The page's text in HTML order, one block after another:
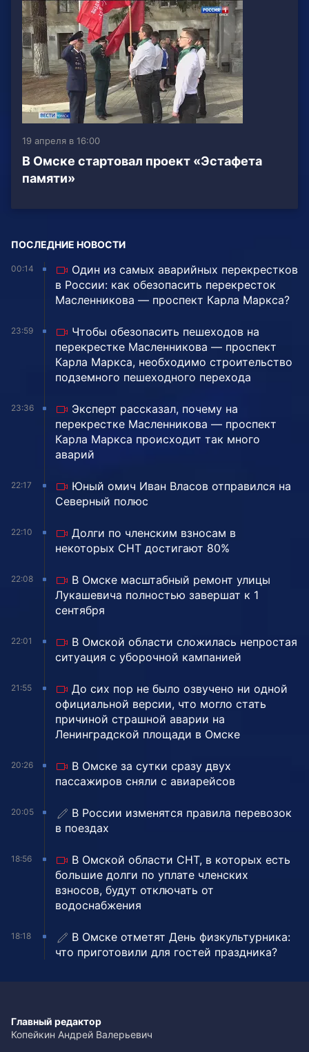
19 апреля в 16:00
В Омске стартовал проект «Эстафета
памяти»
ПОСЛЕДНИЕ НОВОСТИ
00:14
Один из самых аварийных перекрестков
в России: как обезопасить перекресток
Масленникова — проспект Карла Маркса?
23:59
Чтобы обезопасить пешеходов на
перекрестке Масленникова — проспект
Карла Маркса, необходимо строительство
подземного пешеходного перехода
23:36
Эксперт рассказал, почему на
перекрестке Масленникова — проспект
Карла Маркса происходит так много
аварий
22:17
Юный омич Иван Власов отправился на
Северный полюс
22:10
Долги по членским взносам в
некоторых СНТ достигают 80%
22:08
В Омске масштабный ремонт улицы
Лукашевича полностью завершат к 1
сентября
22:01
В Омской области сложилась непростая
ситуация с уборочной кампанией
21:55
До сих пор не было озвучено ни одной
официальной версии, что могло стать
причиной страшной аварии на
Ленинградской площади в Омске
20:26
В Омске за сутки сразу двух
пассажиров сняли с авиарейсов
20:05
В России изменятся правила перевозок
в поездах
18:56
В Омской области СНТ, в которых есть
большие долги по уплате членских
взносов, будут отключать от
водоснабжения
18:18
В Омске отметят День физкультурника:
что приготовили для гостей праздника?
Главный редактор
Копейкин Андрей Валерьевич